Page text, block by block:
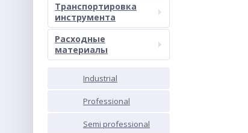
Транспортировка
инструмента
Расходные
материалы
Industrial
Professional
Semi professional